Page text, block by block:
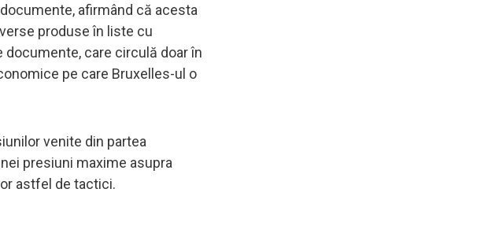
afirmând că acesta
produse în liste cu
care circulă doar în
pe care Bruxelles-ul o
venite din partea
presiuni maxime asupra
astfel de tactici.